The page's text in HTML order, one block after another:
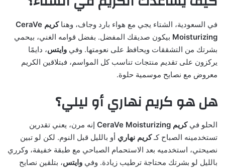
في السعودية، الشتاء يجي مع هواء بارد وجاف، وهنا
كريم CeraVe
Moisturizing بيكون صديقك المفضل. بفضل قوامه الغني، بيحمي
بشرتك من التشققات ويحافظ على نعومتها. وفي وايتس، دايمًا
يركزون على تقديم منتجات تناسب كل المواسم، فبتلاقين الكريم
معروض مع نصايح موسمية حلوة.
هل هو كريم نهاري أو ليلي؟
الحلو فيكريم CeraVe Moisturizing
إنه مرن، يعني تقدرين
تستخدمينه الصباح كـكريم نهاري أو بالليل قبل النوم. لكن لو تبين
نصيحتي، استخدميه بعد الاستحمام الصباحي مع طبقة خفيفة، وكرري
بالليل لو بشرتك محتاجة ترطيب زيادة. وفي وايتس، بتلقين نصايح